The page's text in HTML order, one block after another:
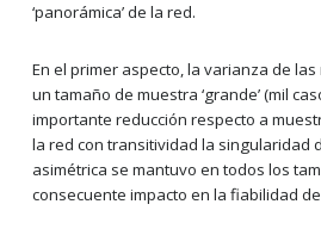
‘panorámica’ de la red.
En el primer aspecto, la varianza de
un tamaño de muestra ‘grande’ (mil
importante reducción respecto a
la red con transitividad la singularidad
asimétrica se mantuvo en todos los
consecuente impacto en la fiabilidad